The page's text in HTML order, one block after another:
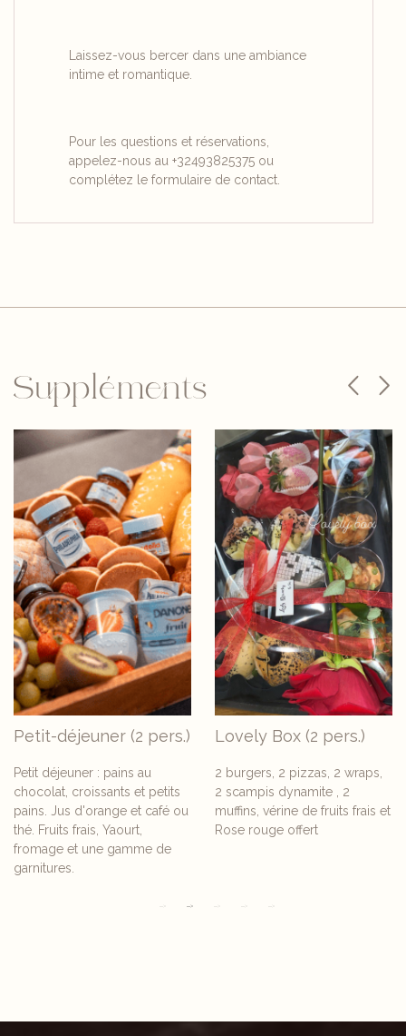
Laissez-vous bercer dans une ambiance
intime et romantique.
Pour les questions et réservations,
appelez-nous au +32493825375 ou
complétez le formulaire de contact.
Suppléments
Petit-déjeuner (2 pers.)
Petit déjeuner : pains au
chocolat, croissants et petits
pains. Jus d'orange et café ou
thé. Fruits frais, Yaourt,
fromage et une gamme de
garnitures.
Lovely Box (2 pers.)
2 burgers, 2 pizzas, 2 wraps,
2 scampis dynamite , 2
muffins, vérine de fruits frais et
Rose rouge offert